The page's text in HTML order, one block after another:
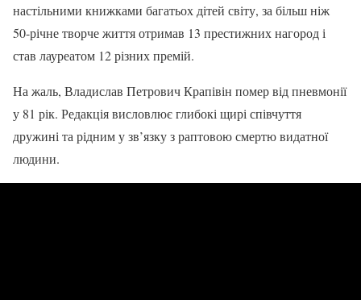
настільними книжками багатьох дітей світу, за більш ніж
50-річне творче життя отримав 13 престижних нагород і
став лауреатом 12 різних премій.
На жаль, Владислав Петрович Крапівін помер від пневмонії
у 81 рік. Редакція висловлює глибокі щирі співчуття
дружині та рідним у зв’язку з раптовою смертю видатної
людини.